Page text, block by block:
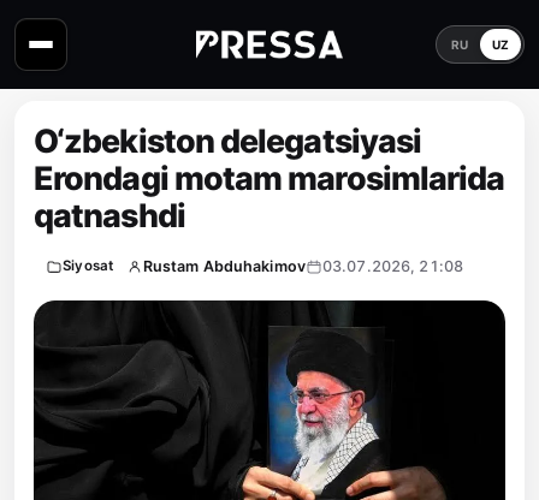
RU UZ
O‘zbekiston delegatsiyasi
Erondagi motam marosimlarida
qatnashdi
Siyosat Rustam Abduhakimov 03.07.2026, 21:08